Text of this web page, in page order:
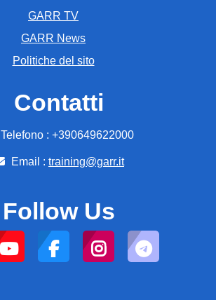
GARR TV
GARR News
Politiche del sito
Contatti
Telefono : +390649622000
Email : training@garr.it
Follow Us